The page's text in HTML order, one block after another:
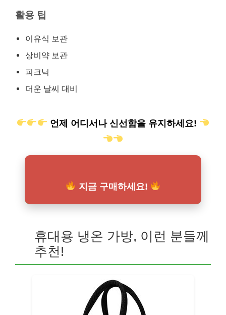
활용 팁
이유식 보관
상비약 보관
피크닉
더운 날씨 대비
언제 어디서나 신선함을 유지하세요!
지금 구매하세요!
휴대용 냉온 가방, 이런 분들께
추천!